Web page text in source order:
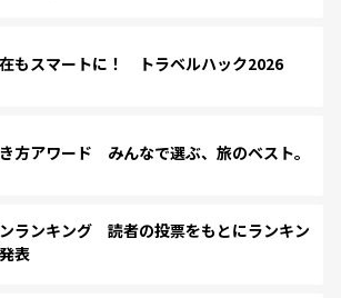
もスマートに！ トラベルハック2026
方アワード みんなで選ぶ、旅のベスト。
ランキング 読者の投票をもとにランキン
表